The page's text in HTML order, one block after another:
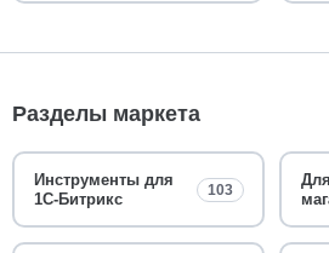
Разделы маркета
Инструменты для
1С-Битрикс
103